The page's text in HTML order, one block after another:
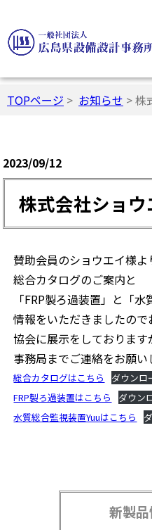
TOPページ > お知らせ > 株
2023/09/12
株式会社ショ
賛助会員のショウエイ様よ
総合カタログのご案内と
「FRP製ろ過装置」と「
情報をいただきましたので
協会に展示をしておりま
事務局までご連絡をお願い
総合カタログはこちら
ダウンロ
FRP製ろ過装置はこちら
ダウン
水質総合監視装置Yuuはこちら
新製